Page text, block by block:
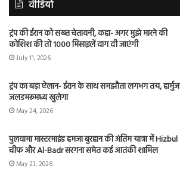
वीडियो
ट्रंप की ईरान को सख्त चेतावनी, कहा- अगर मुझे मारने की
कोशिश की तो 1000 मिसाइलें दाग दी जाएंगी
July 11, 2026
ट्रंप का बड़ा ऐलान- ईरान के साथ समझौता लगभग तय, हार्मुज
जलडमरूमध्य खुलेगा
May 24, 2026
पुलवामा मास्टरमाइंड हमजा बुरहान की अंतिम यात्रा में Hizbul
चीफ और Al-Badr सरगना समेत कई आतंकी शामिल
May 23, 2026